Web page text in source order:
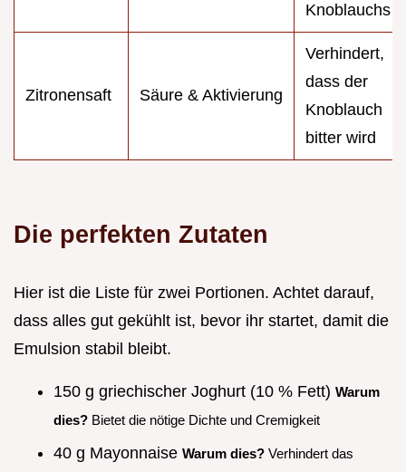
Knoblauchs
Zitronensaft Säure & Aktivierung
Verhindert,
dass der
Knoblauch
bitter wird
Die perfekten Zutaten
Hier ist die Liste für zwei Portionen. Achtet darauf,
dass alles gut gekühlt ist, bevor ihr startet, damit die
Emulsion stabil bleibt.
150 g griechischer Joghurt (10 % Fett) Warum
dies? Bietet die nötige Dichte und Cremigkeit
40 g Mayonnaise Warum dies? Verhindert das